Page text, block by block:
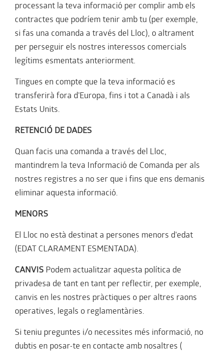
processant la teva informació per complir amb els
contractes que podríem tenir amb tu (per exemple,
si fas una comanda a través del Lloc), o altrament
per perseguir els nostres interessos comercials
legítims esmentats anteriorment.
Tingues en compte que la teva informació es
transferirà fora d'Europa, fins i tot a Canadà i als
Estats Units.
RETENCIÓ DE DADES
Quan facis una comanda a través del Lloc,
mantindrem la teva Informació de Comanda per als
nostres registres a no ser que i fins que ens demanis
eliminar aquesta informació.
MENORS
El Lloc no està destinat a persones menors d'edat
(EDAT CLARAMENT ESMENTADA).
CANVIS Podem actualitzar aquesta política de
privadesa de tant en tant per reflectir, per exemple,
canvis en les nostres pràctiques o per altres raons
operatives, legals o reglamentàries.
Si teniu preguntes i/o necessites més informació, no
dubtis en posar-te en contacte amb nosaltres (